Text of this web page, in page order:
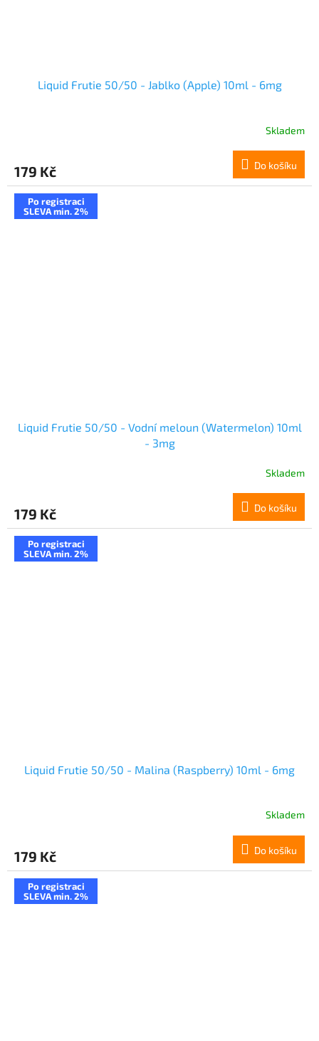
Liquid Frutie 50/50 - Jablko (Apple) 10ml - 6mg
Skladem
179 Kč Do košíku
Po registraci
SLEVA min. 2%
Liquid Frutie 50/50 - Vodní meloun (Watermelon) 10ml
- 3mg
Skladem
179 Kč Do košíku
Po registraci
SLEVA min. 2%
Liquid Frutie 50/50 - Malina (Raspberry) 10ml - 6mg
Skladem
179 Kč Do košíku
Po registraci
SLEVA min. 2%